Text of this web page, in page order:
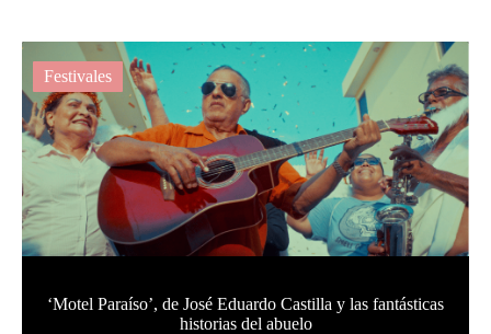
Festivales
‘Motel Paraíso’, de José Eduardo Castilla y las fantásticas
historias del abuelo